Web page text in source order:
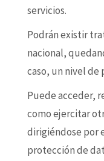
servicios.
Podrán existir
nacional,
caso, un nivel de
Puede acceder,
como ejercitar
dirigiéndose por
protección de